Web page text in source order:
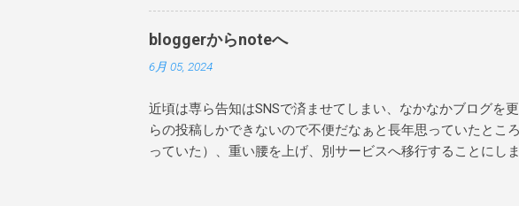
本をご購入いただいたお客様には宛名も入
ざいます！ぜひお家で楽しんで読んでもら
ハウスカフェさんへお越しください！ 1作
まがえるのぼうけん』 3作目『あまがえる
しまはるこ（世界文化社） 『ねことことり
ェさんの告知文を一部転載させていただき
bloggerからnoteへ
6月 05, 2024
近頃は専ら告知はSNSで済ませてしまい、なかなかブログを
らの投稿しかできないので不便だなぁと長年思っていたとこ
っていた）、重い腰を上げ、別サービスへ移行することにし
らと思います。 https://note.com/maminakano/ bloggerで公